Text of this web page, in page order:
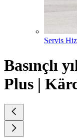
Servis
Basınçlı
Plus |